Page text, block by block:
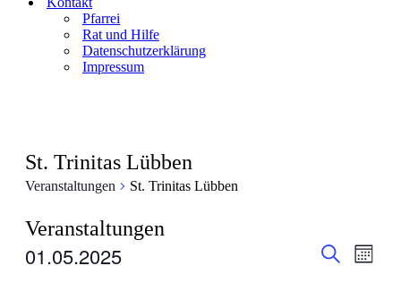
Pfarrei
Rat und Hilfe
Datenschutzerklärung
Impressum
St. Trinitas Lübben
Veranstaltungen St. Trinitas Lübben
Veranstaltungen
Monat
01.05.2025